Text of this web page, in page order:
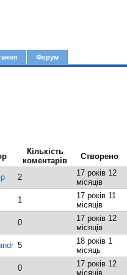
Форум
Кількість
коментарів
Створено
2
17 років 12
місяців
1
17 років 11
місяців
0
17 років 12
місяців
5
18 років 1
місяць
0
17 років 12
місяців